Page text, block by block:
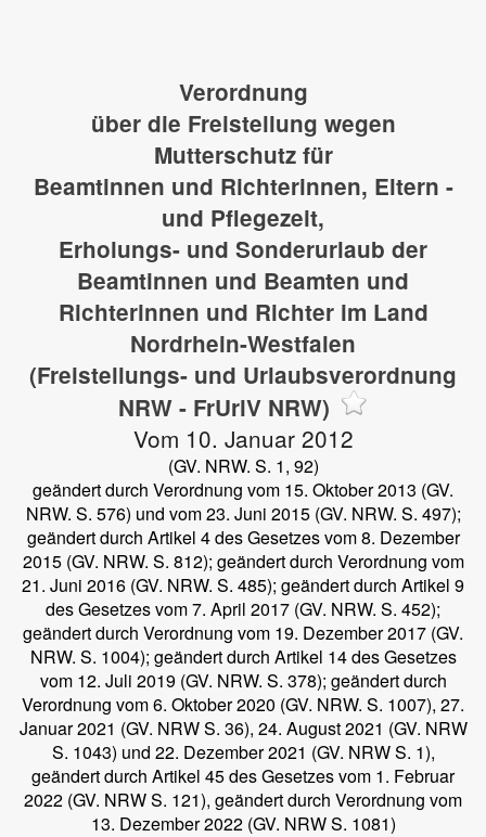
Verordnung
über die Freistellung wegen
Mutterschutz für
Beamtinnen und Richterinnen, Eltern -
und Pflegezeit,
Erholungs- und Sonderurlaub der
Beamtinnen und Beamten und
Richterinnen und Richter im Land
Nordrhein-Westfalen
(Freistellungs- und Urlaubsverordnung
NRW - FrUrlV NRW)
Vom 10. Januar 2012
(GV. NRW. S. 1, 92)
geändert durch Verordnung vom 15. Oktober 2013 (GV.
NRW. S. 576) und vom 23. Juni 2015 (GV. NRW. S. 497);
geändert durch Artikel 4 des Gesetzes vom 8. Dezember
2015 (GV. NRW. S. 812); geändert durch Verordnung vom
21. Juni 2016 (GV. NRW. S. 485); geändert durch Artikel 9
des Gesetzes vom 7. April 2017 (GV. NRW. S. 452);
geändert durch Verordnung vom 19. Dezember 2017 (GV.
NRW. S. 1004); geändert durch Artikel 14 des Gesetzes
vom 12. Juli 2019 (GV. NRW. S. 378); geändert durch
Verordnung vom 6. Oktober 2020 (GV. NRW. S. 1007), 27.
Januar 2021 (GV. NRW S. 36), 24. August 2021 (GV. NRW
S. 1043) und 22. Dezember 2021 (GV. NRW S. 1),
geändert durch Artikel 45 des Gesetzes vom 1. Februar
2022 (GV. NRW S. 121), geändert durch Verordnung vom
13. Dezember 2022 (GV. NRW S. 1081)